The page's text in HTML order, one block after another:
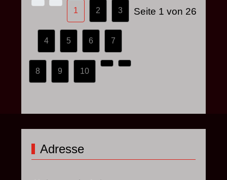
Seite 1 von 26
1 2 3
4 5 6 7
8 9 10
Adresse